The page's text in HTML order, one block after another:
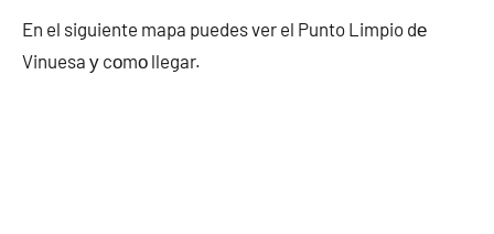
En el siguiente mapa puedes ver el Punto Limpio dе
Vinuesa у cοmο llegar.